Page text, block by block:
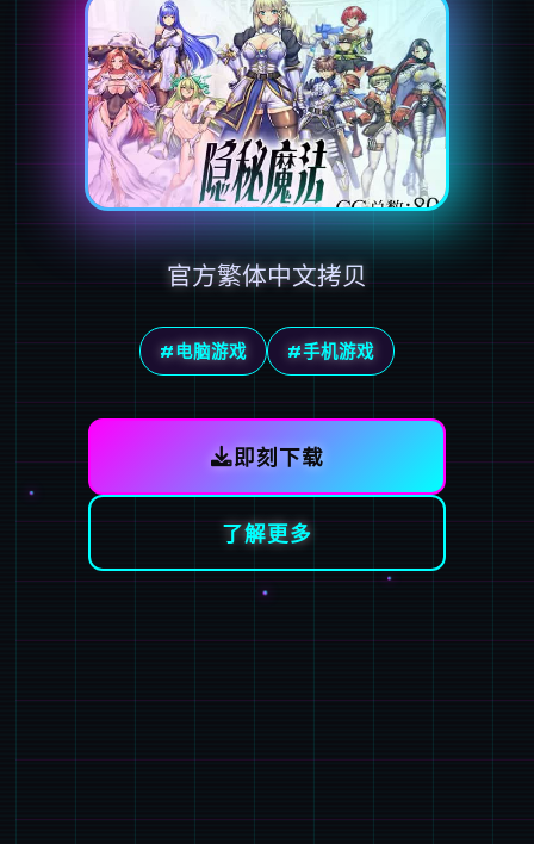
官方繁体中文拷贝
#电脑游戏 #手机游戏
即刻下载
了解更多